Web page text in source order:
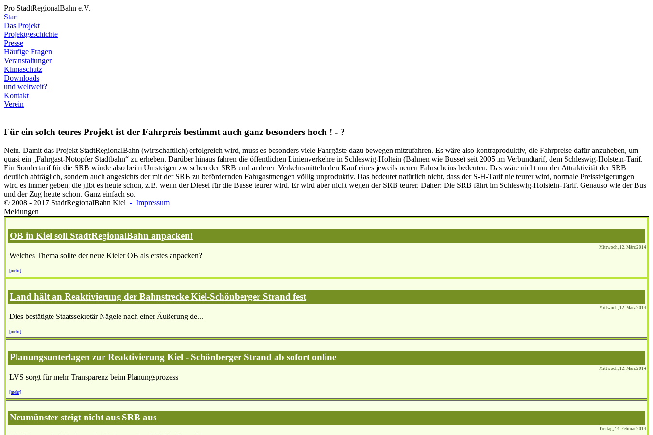
Pro StadtRegionalBahn e.V.
Start
Das Projekt
Projektgeschichte
Presse
Häufige Fragen
Veranstaltungen
Klimaschutz
Downloads
und weltweit?
Kontakt
Verein
Für ein solch teures Projekt ist der Fahrpreis bestimmt auch ganz besonders hoch ! - ?
Nein. Damit das Projekt StadtRegionalBahn (wirtschaftlich) erfolgreich wird, muss es besonders viele Fahrgäste dazu bewegen mitzufahren. Es wäre also kontraproduktiv, die Fahrpreise dafür anzuheben, um
quasi ein „Fahrgast-Notopfer Stadtbahn“ zu erheben. Darüber hinaus fahren die öffentlichen Linienverkehre in Schleswig-Holtein (Bahnen wie Busse) seit 2005 im Verbundtarif, dem Schleswig-Holstein-Tarif.
Ein Sondertarif für die SRB würde also beim Umsteigen zwischen der SRB und anderen Verkehrsmitteln den Kauf eines jeweils neuen Fahrscheins bedeuten. Das wäre nicht nur der Attraktivität der SRB
deutlich abträglich, sondern auch angesichts der mit der SRB zu befördernden Fahrgastmengen völlig unproduktiv. Das bedeutet natürlich nicht, dass der S-H-Tarif nie teurer wird, normale Preissteigerungen
wird es immer geben; die gibt es heute schon, z.B. wenn der Diesel für die Busse teurer wird. Er wird aber nicht wegen der SRB teurer. Daher: Die SRB fährt im Schleswig-Holstein-Tarif. Genauso wie der Bus
und der Zug heute schon. Ganz einfach so.
© 2008 - 2017 StadtRegionalBahn Kiel - Impressum
Meldungen
OB in Kiel soll StadtRegionalBahn anpacken!
Mittwoch, 12. März 2014
Welches Thema sollte der neue Kieler OB als erstes anpacken?
[mehr]
Land hält an Reaktivierung der Bahnstrecke Kiel-Schönberger Strand fest
Mittwoch, 12. März 2014
Dies bestätigte Staatssekretär Nägele nach einer Äußerung de...
[mehr]
Planungsunterlagen zur Reaktivierung Kiel - Schönberger Strand ab sofort online
Mittwoch, 12. März 2014
LVS sorgt für mehr Transparenz beim Planungsprozess
[mehr]
Neumünster steigt nicht aus SRB aus
Freitag, 14. Februar 2014